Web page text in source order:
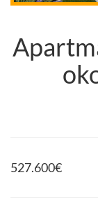
527.600€